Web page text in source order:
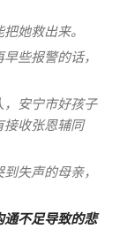
她救出来。
些报警的话，
安宁市好孩子
接收张恩辅同
失声的母亲，
通不足导致的悲